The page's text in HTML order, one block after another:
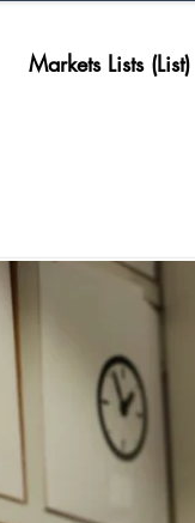
Markets Lists (List)